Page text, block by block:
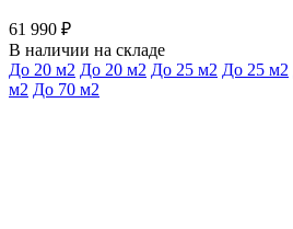
61 990 ₽
В наличии на складе
До 20 м2 До 20 м2 До 25 м2 До 25 м2
м2 До 70 м2